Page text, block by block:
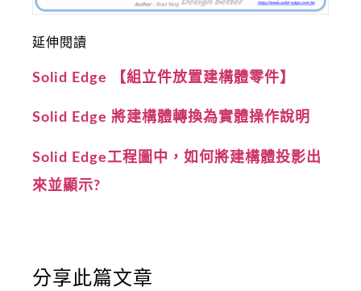
延伸閱讀
Solid Edge 【組立件放置建構體零件】
Solid Edge 將建構體轉換為實體操作說明
Solid Edge工程圖中，如何將建構體投影出
來並顯示?
分享此篇文章